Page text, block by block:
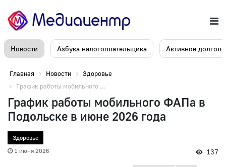
Новости Азбука налогоплательщика Активное
Главная Новости
Здоровье
График работы мобильного ...
График работы мобильного ФАПа в
Подольске в июне 2026 года
Здоровье
1 июня 2026
137